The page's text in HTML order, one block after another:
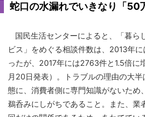
蛇口の水漏れでいきなり「50
国民生活センターによると、「暮ら
ビス」をめぐる相談件数は、2013年
ったが、2017年には2763件と1.5倍に
月20日発表）。トラブルの理由の大
態に、消費者側に専門知識がないため
鵜呑みにしがちであること。また、業